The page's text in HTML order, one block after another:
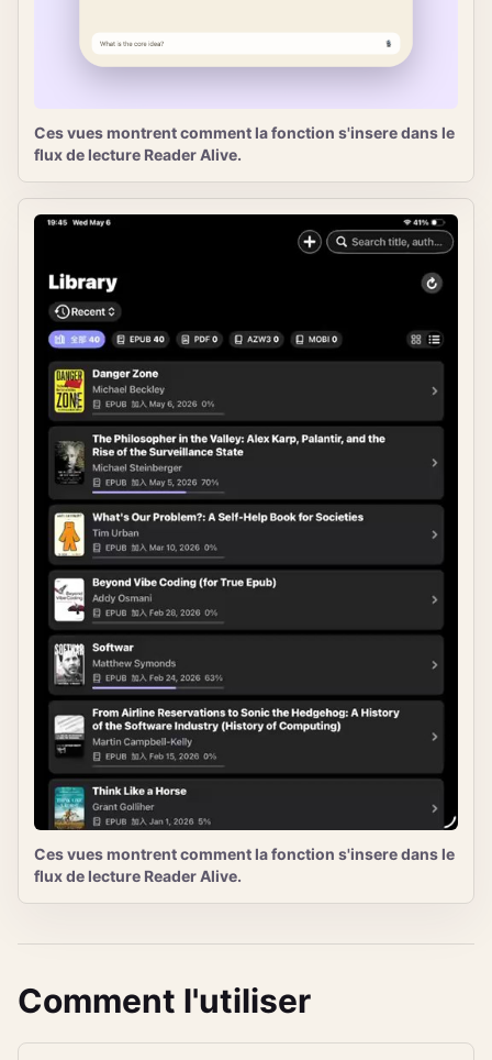
Ces vues montrent comment la fonction s'insere dans le
flux de lecture Reader Alive.
Ces vues montrent comment la fonction s'insere dans le
flux de lecture Reader Alive.
Comment l'utiliser